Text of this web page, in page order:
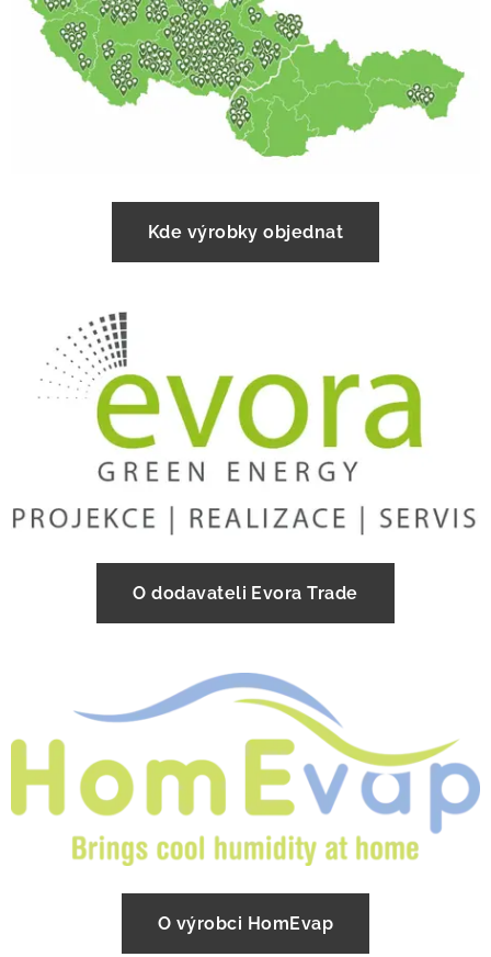
Kde výrobky objednat
O dodavateli Evora Trade
O výrobci HomEvap